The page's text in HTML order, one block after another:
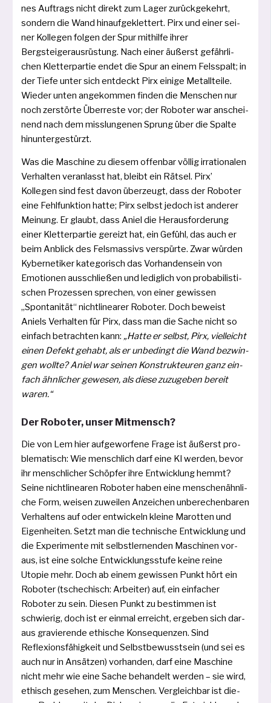
nes Auftrags nicht direkt zum Lager zurück­ge­kehrt,
son­dern die Wand hin­auf­ge­klet­tert. Pirx und einer sei­
ner Kollegen fol­gen der Spur mit­hil­fe ihrer
Bergsteigerausrüstung. Nach einer äußerst gefähr­li­
chen Kletterpartie endet die Spur an einem Felsspalt; in
der Tiefe unter sich ent­deckt Pirx eini­ge Metallteile.
Wieder unten ange­kom­men fin­den die Menschen nur
noch zer­stör­te Überreste vor; der Roboter war anschei­
nend nach dem miss­lun­ge­nen Sprung über die Spalte
hinuntergestürzt.
Was die Maschine zu die­sem offen­bar völ­lig irra­tio­na­len
Verhalten ver­an­lasst hat, bleibt ein Rätsel. Pirx’
Kollegen sind fest davon über­zeugt, dass der Roboter
eine Fehlfunktion hat­te; Pirx selbst jedoch ist ande­rer
Meinung. Er glaubt, dass Aniel die Herausforderung
einer Kletterpartie gereizt hat, ein Gefühl, das auch er
beim Anblick des Felsmassivs ver­spür­te. Zwar wür­den
Kybernetiker kate­go­risch das Vorhandensein von
Emotionen aus­schlie­ßen und ledig­lich von pro­ba­bi­lis­ti­
schen Prozessen spre­chen, von einer gewis­sen
„Spontanität“ nicht­li­nea­rer Roboter. Doch beweist
Aniels Verhalten für Pirx, dass man die Sache nicht so
ein­fach betrach­ten kann: „Hatte er selbst, Pirx, viel­leicht
einen Defekt gehabt, als er unbe­dingt die Wand bezwin­
gen woll­te? Aniel war sei­nen Konstrukteuren ganz ein­
fach ähn­li­cher gewe­sen, als die­se zuzu­ge­ben bereit
waren.“
Der Roboter, unser Mitmensch?
Die von Lem hier auf­ge­wor­fe­ne Frage ist äußerst pro­
ble­ma­tisch: Wie mensch­lich darf eine KI wer­den, bevor
ihr mensch­li­cher Schöpfer ihre Entwicklung hemmt?
Seine nicht­li­nea­ren Roboter haben eine men­schen­ähn­li­
che Form, wei­sen zuwei­len Anzeichen unbe­re­chen­ba­ren
Verhaltens auf oder ent­wi­ckeln klei­ne Marotten und
Eigenheiten. Setzt man die tech­ni­sche Entwicklung und
die Experimente mit selbst­ler­nen­den Maschinen vor­
aus, ist eine sol­che Entwicklungsstufe kei­ne rei­ne
Utopie mehr. Doch ab einem gewis­sen Punkt hört ein
Roboter (tsche­chisch: Arbeiter) auf, ein ein­fa­cher
Roboter zu sein. Diesen Punkt zu bestim­men ist
schwie­rig, doch ist er ein­mal erreicht, erge­ben sich dar­
aus gra­vie­ren­de ethi­sche Konsequenzen. Sind
Reflexionsfähigkeit und Selbstbewusstsein (und sei es
auch nur in Ansätzen) vor­han­den, darf eine Maschine
nicht mehr wie eine Sache behan­delt wer­den – sie wird,
ethisch gese­hen, zum Menschen. Vergleichbar ist die­